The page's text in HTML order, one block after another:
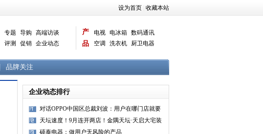
设为首页 收藏本站
专题 导购
高端访谈
评测
促销 企业动态
产
品
电视 电冰箱 数码通讯
空调
洗衣机
厨卫电器
品牌关注
企业动态排行
对话OPPO中国区总裁刘波：用户在哪门店就要
建在哪，AI将拉升
天坛速度！9月连开两店！金隅天坛·天启大宅装
饰无锡旗舰店
硕泰电器：做用户无风险的产品